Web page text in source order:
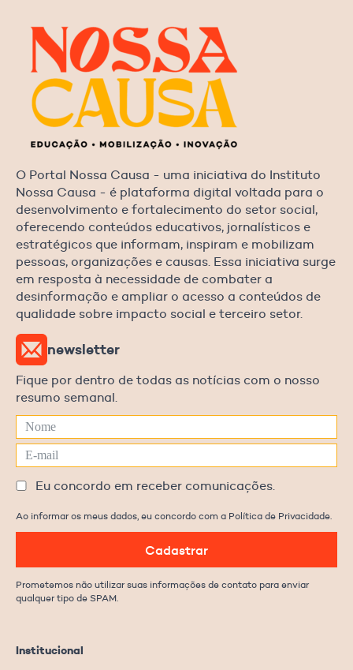
O Portal Nossa Causa - uma iniciativa do Instituto
Nossa Causa - é plataforma digital voltada para o
desenvolvimento e fortalecimento do setor social,
oferecendo conteúdos educativos, jornalísticos e
estratégicos que informam, inspiram e mobilizam
pessoas, organizações e causas. Essa iniciativa surge
em resposta à necessidade de combater a
desinformação e ampliar o acesso a conteúdos de
qualidade sobre impacto social e terceiro setor.
Institucional
newsletter
Fique por dentro de todas as notícias com o nosso
resumo semanal.
Eu concordo em receber comunicações.
Ao informar os meus dados, eu concordo com a Política de Privacidade.
Cadastrar
Prometemos não utilizar suas informações de contato para enviar
qualquer tipo de SPAM.